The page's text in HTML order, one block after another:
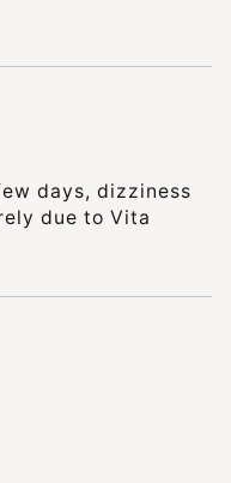
days, dizziness
due to Vita